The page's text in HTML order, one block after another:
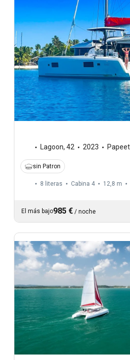
Lagoon, 42 2023
sin Patron
8 literas Cabina 4 12,8 m
El más bajo985 € / noche